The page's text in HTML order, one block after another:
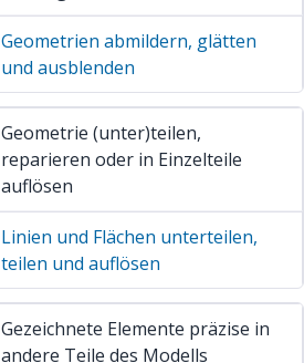
Geometrien abmildern, glätten
und ausblenden
Geometrie (unter)teilen,
reparieren oder in Einzelteile
auflösen
Linien und Flächen unterteilen,
teilen und auflösen
Gezeichnete Elemente präzise in
andere Teile des Modells